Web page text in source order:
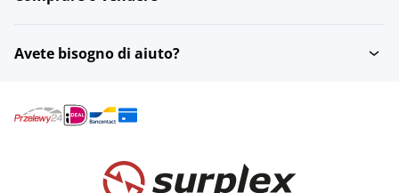
Avete bisogno di aiuto?